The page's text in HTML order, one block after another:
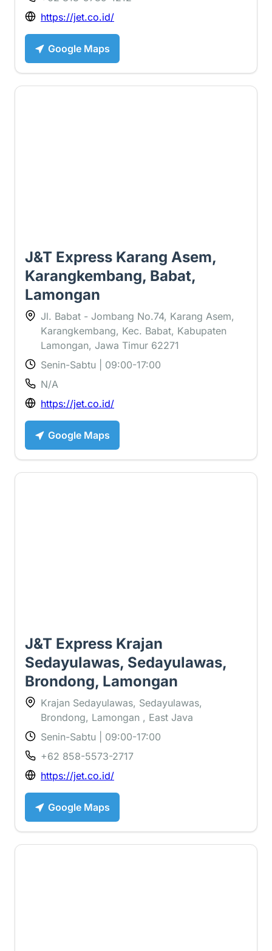
https://jet.co.id/
Google Maps
J&T Express Karang Asem,
Karangkembang, Babat,
Lamongan
Jl. Babat - Jombang No.74, Karang Asem,
Karangkembang, Kec. Babat, Kabupaten
Lamongan, Jawa Timur 62271
Senin-Sabtu | 09:00-17:00
N/A
https://jet.co.id/
Google Maps
J&T Express Krajan
Sedayulawas, Sedayulawas,
Brondong, Lamongan
Krajan Sedayulawas, Sedayulawas,
Brondong, Lamongan , East Java
Senin-Sabtu | 09:00-17:00
+62 858-5573-2717
https://jet.co.id/
Google Maps